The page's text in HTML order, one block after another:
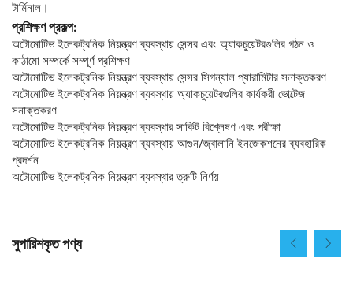
টার্মিনাল।
প্রশিক্ষণ প্রকল্প:
অটোমোটিভ ইলেকট্রনিক নিয়ন্ত্রণ ব্যবস্থায় সেন্সর এবং অ্যাকচুয়েটরগুলির গঠন ও
কাঠামো সম্পর্কে সম্পূর্ণ প্রশিক্ষণ
অটোমোটিভ ইলেকট্রনিক নিয়ন্ত্রণ ব্যবস্থায় সেন্সর সিগন্যাল প্যারামিটার সনাক্তকরণ
অটোমোটিভ ইলেকট্রনিক নিয়ন্ত্রণ ব্যবস্থায় অ্যাকচুয়েটরগুলির কার্যকরী ভোল্টেজ
সনাক্তকরণ
অটোমোটিভ ইলেকট্রনিক নিয়ন্ত্রণ ব্যবস্থার সার্কিট বিশ্লেষণ এবং পরীক্ষা
অটোমোটিভ ইলেকট্রনিক নিয়ন্ত্রণ ব্যবস্থায় আগুন/জ্বালানি ইনজেকশনের ব্যবহারিক
প্রদর্শন
অটোমোটিভ ইলেকট্রনিক নিয়ন্ত্রণ ব্যবস্থার ত্রুটি নির্ণয়
সুপারিশকৃত পণ্য